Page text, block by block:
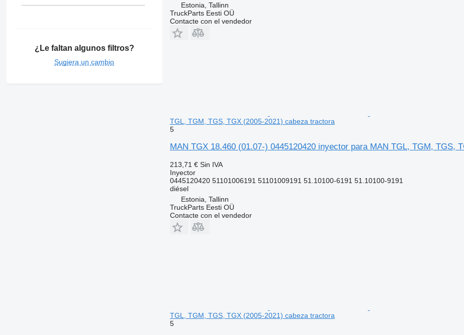
¿Le faltan algunos filtros?
Sugiera un cambio
Estonia, Tallinn
TruckParts Eesti OÜ
Contacte con el vendedor
TGL, TGM, TGS, TGX (2005-2021) cabeza tractora
5
MAN TGX 18.460 (01.07-) 0445120420 inyector para MAN TGL, TGM, TGS,
213,71 € Sin IVA
Inyector
0445120420 51101006191 51101009191 51.10100-6191 51.10100-9191
diésel
Estonia, Tallinn
TruckParts Eesti OÜ
Contacte con el vendedor
TGL, TGM, TGS, TGX (2005-2021) cabeza tractora
5